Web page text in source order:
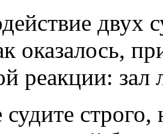
двух
оказалось,
реакции: зал